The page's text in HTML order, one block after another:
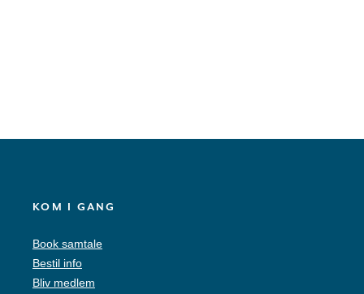
KOM I GANG
Book samtale
Bestil info
Bliv medlem